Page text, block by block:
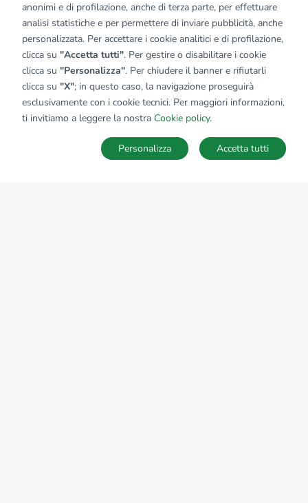
SALVA RICERCA
anonimi e di profilazione, anche di terza parte, per effettuare
analisi statistiche e per permettere di inviare pubblicità, anche
personalizzata. Per accettare i cookie analitici e di profilazione,
clicca su "Accetta tutti". Per gestire o disabilitare i cookie
clicca su "Personalizza". Per chiudere il banner e rifiutarli
clicca su "X"; in questo caso, la navigazione proseguirà
esclusivamente con i cookie tecnici. Per maggiori informazioni,
ti invitiamo a leggere la nostra Cookie policy.
Accetta tutti
Personalizza